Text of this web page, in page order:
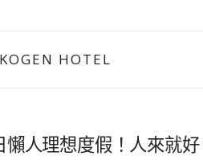
HOTEL
懶人理想度假！人來就